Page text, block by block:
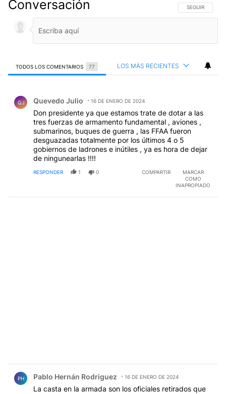
Conversación SIGA ESTA
SEGUIR
TODOS LOS COMENTARIOS 77 LOS MÁS RECIENTES
QJ Quevedo Julio 16 DE ENERO DE 2024
Don presidente ya que estamos trate de dotar a las
tres fuerzas de armamento fundamental , aviones ,
submarinos, buques de guerra , las FFAA fueron
desguazadas totalmente por los últimos 4 o 5
gobiernos de ladrones e inútiles , ya es hora de dejar
de ningunearlas !!!!
RESPONDER 1 0 COMPARTIR
MARCAR
COMO
INAPROPIADO
PH Pablo Hernán Rodriguez 16 DE ENERO DE 2024
La casta en la armada son los oficiales retirados que